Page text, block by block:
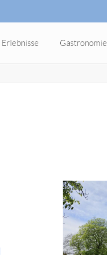
Erlebnisse Gastronomie